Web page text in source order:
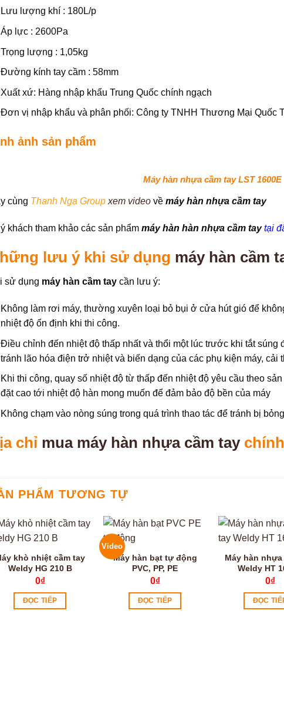
Lưu lượng khí : 180L/p
Áp lực : 2600Pa
Trọng lượng : 1,05kg
Đường kính tay cầm : 58mm
Xuất xứ: Hàng nhập khẩu Trung Quốc chính ngạch
Đơn vị nhập khẩu và phân phối: Công ty TNHH Thương Mại Quốc
ảnh sản phẩm
Máy hàn nhựa cầm tay LST 1600E
cùng Thanh Nga Group xem video về máy hàn nhựa cầm tay
khách tham khảo các sản phẩm máy hàn hàn nhựa cầm tay tại
lưu ý khi sử dụng máy hàn cầm
sử dụng máy hàn cầm tay cần lưu ý:
Không làm rơi máy, thường xuyên loại bỏ bụi ở cửa hút gió để
nhiệt độ ổn định khi thi công.
Điều chỉnh đến nhiệt độ thấp nhất và thổi một lúc trước khi tắt súng
tránh lão hóa điện trở nhiệt và biến dạng của các phụ kiện máy, cải
Khi thi công, quay số nhiệt độ từ thấp đến nhiệt độ yêu cầu theo
đặt cao tới nhiệt độ hàn mong muốn để đảm bảo độ bền của máy
Không chạm vào nòng súng trong quá trình thao tác để tránh bị bỏng
chỉ mua máy hàn nhựa cầm tay
PHẨM TƯƠNG TỰ
khò nhiệt cầm tay
Weldy HG 210 B
0₫
ĐỌC TIẾP
Video
Máy hàn bạt tự động
PVC, PP, PE
0₫
ĐỌC TIẾP
Máy hàn nhựa
Weldy HT
0₫
ĐỌC